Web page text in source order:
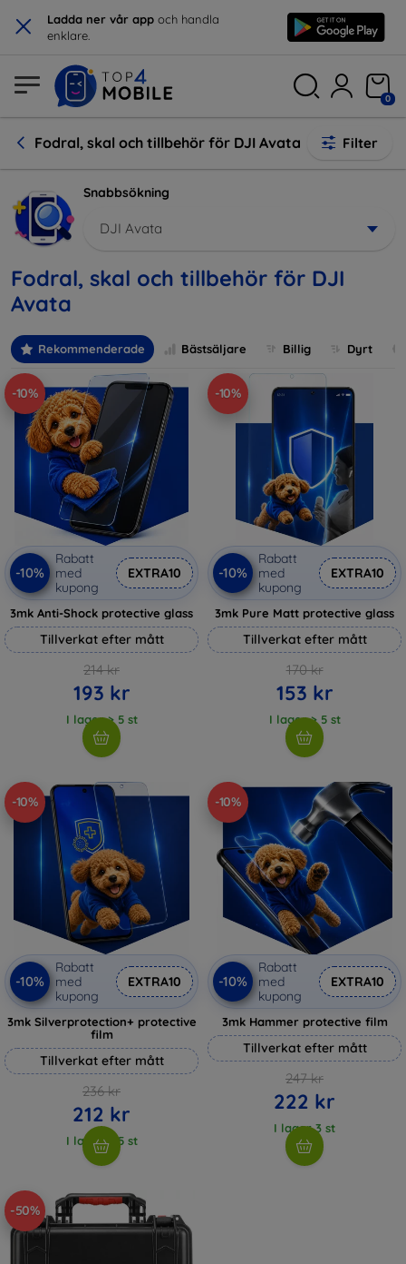
× Ladda ner vår app och handla
enklare.
0
Fodral, skal och tillbehör för DJI Avata Filter
Snabbsökning
DJI Avata
Fodral, skal och tillbehör för DJI
Avata
Rekommenderade Bästsäljare Billig Dyrt
-10%
-10%
Rabatt
med
kupong
EXTRA10
3mk Anti-Shock protective glass
Tillverkat efter mått
214 kr
193 kr
I lager > 5 st
-10%
-10%
Rabatt
med
kupong
EXTRA10
3mk Pure Matt protective glass
Tillverkat efter mått
170 kr
153 kr
I lager > 5 st
-10%
-10%
Rabatt
med
kupong
EXTRA10
3mk Silverprotection+ protective
film
Tillverkat efter mått
236 kr
212 kr
I lager > 5 st
-10%
-10%
Rabatt
med
kupong
EXTRA10
3mk Hammer protective film
Tillverkat efter mått
247 kr
222 kr
I lager 3 st
-50%